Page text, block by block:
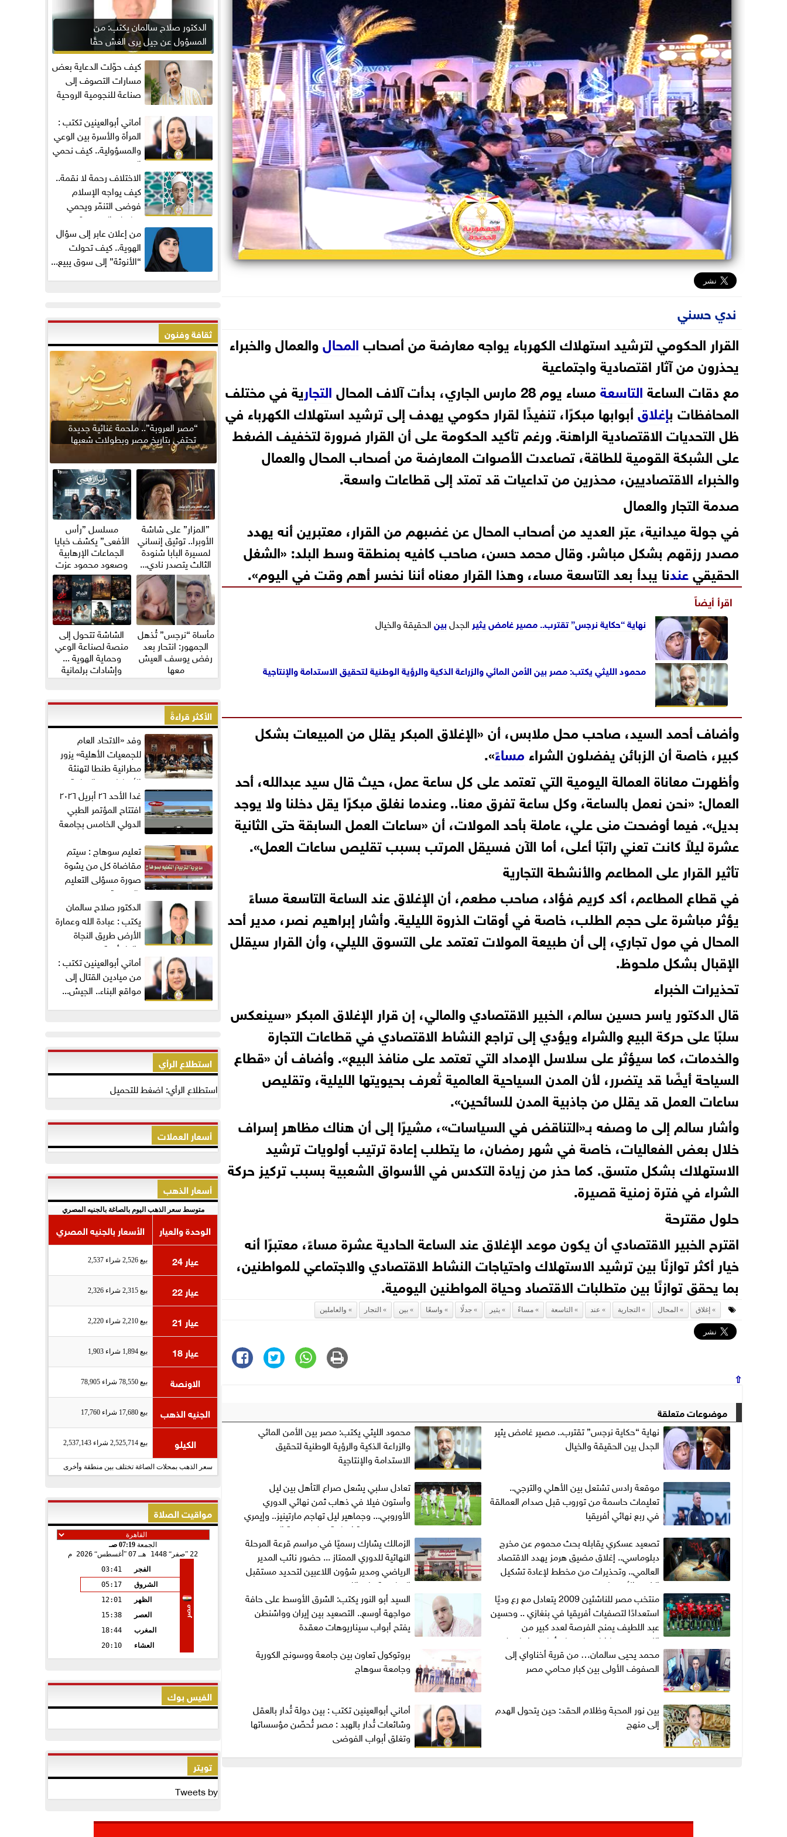
ندي حسني
القرار الحكومي لترشيد استهلاك الكهرباء يواجه معارضة من أصحابالمحالوالعمال والخبراء
يحذرون من آثار اقتصادية واجتماعية
مع دقات الساعةالتاسعةمساء يوم 28 مارس الجاري، بدأت آلاف المحال التجارية في مختلف
المحافظات بإغلاقأبوابها مبكرًا، تنفيذًا لقرار حكومي يهدف إلى ترشيد استهلاك الكهرباء في
ظل التحديات الاقتصادية الراهنة. ورغم تأكيد الحكومة على أن القرار ضرورة لتخفيف الضغط
على الشبكة القومية للطاقة، تصاعدت الأصوات المعارضة من أصحاب المحال والعمال
والخبراء الاقتصاديين، محذرين من تداعيات قد تمتد إلى قطاعات واسعة.
صدمة التجار والعمال
في جولة ميدانية، عبّر العديد من أصحاب المحال عن غضبهم من القرار، معتبرين أنه يهدد
مصدر رزقهم بشكل مباشر. وقال محمد حسن، صاحب كافيه بمنطقة وسط البلد: «الشغل
الحقيقيعندنا يبدأ بعد التاسعة مساء، وهذا القرار معناه أننا نخسر أهم وقت في اليوم».
اقرأ أيضاً
نهاية “حكاية نرجس” تقترب.. مصير غامضيثير الجدلبينالحقيقة والخيال
محمود الليثي يكتب: مصر بين الأمن المائي والزراعة الذكية والرؤية الوطنية لتحقيق الاستدامة والإنتاجية
وأضاف أحمد السيد، صاحب محل ملابس، أن «الإغلاق المبكر يقلل من المبيعات بشكل
كبير، خاصة أن الزبائن يفضلون الشراء مساءً».
وأظهرت معاناة العمالة اليومية التي تعتمد على كل ساعة عمل، حيث قال سيد عبدالله، أحد
العمال: «نحن نعمل بالساعة، وكل ساعة تفرق معنا.. وعندما نغلق مبكرًا يقل دخلنا ولا يوجد
بديل». فيما أوضحت منى علي، عاملة بأحد المولات، أن «ساعات العمل السابقة حتى الثانية
عشرة ليلاً كانت تعني راتبًا أعلى، أما الآن فسيقل المرتب بسبب تقليص ساعات العمل».
تأثير القرار على المطاعم والأنشطة التجارية
في قطاع المطاعم، أكد كريم فؤاد، صاحب مطعم، أن الإغلاق عند الساعة التاسعة مساءً
يؤثر مباشرة على حجم الطلب، خاصة في أوقات الذروة الليلية. وأشار إبراهيم نصر، مدير أحد
المحال في مول تجاري، إلى أن طبيعة المولات تعتمد على التسوق الليلي، وأن القرار سيقلل
الإقبال بشكل ملحوظ.
تحذيرات الخبراء
قال الدكتور ياسر حسين سالم، الخبير الاقتصادي والمالي، إن قرار الإغلاق المبكر «سينعكس
سلبًا على حركة البيع والشراء ويؤدي إلى تراجع النشاط الاقتصادي في قطاعات التجارة
والخدمات، كما سيؤثر على سلاسل الإمداد التي تعتمد على منافذ البيع». وأضاف أن «قطاع
السياحة أيضًا قد يتضرر، لأن المدن السياحية العالمية تُعرف بحيويتها الليلية، وتقليص
ساعات العمل قد يقلل من جاذبية المدن للسائحين».
وأشار سالم إلى ما وصفه بـ«التناقض في السياسات»، مشيرًا إلى أن هناك مظاهر إسراف
خلال بعض الفعاليات، خاصة في شهر رمضان، ما يتطلب إعادة ترتيب أولويات ترشيد
الاستهلاك بشكل متسق. كما حذر من زيادة التكدس في الأسواق الشعبية بسبب تركيز حركة
الشراء في فترة زمنية قصيرة.
حلول مقترحة
اقترح الخبير الاقتصادي أن يكون موعد الإغلاق عند الساعة الحادية عشرة مساءً، معتبرًا أنه
خيار أكثر توازنًا بين ترشيد الاستهلاك واحتياجات النشاط الاقتصادي والاجتماعي للمواطنين،
بما يحقق توازنًا بين متطلبات الاقتصاد وحياة المواطنين اليومية.
إغلاق المحال التجارية عند التاسعة مساءً يثير جدلًا واسعًا بين التجار والعاملين
⇧
موضوعات متعلقة
نهاية “حكاية نرجس” تقترب.. مصير غامض يثير
الجدل بين الحقيقة والخيال
محمود الليثي يكتب: مصر بين الأمن المائي
والزراعة الذكية والرؤية الوطنية لتحقيق
الاستدامة والإنتاجية
موقعة رادس تشتعل بين الأهلي والترجي..
تعليمات حاسمة من توروب قبل صدام العمالقة
في ربع نهائي أفريقيا
تعادل سلبي يشعل صراع التأهل بين ليل
وأستون فيلا في ذهاب ثمن نهائي الدوري
الأوروبي... وجماهير ليل تهاجم مارتينيز.. وإيمري
يبحث عن نتيجة إيجابية قبل موقعة الحسم في
إنجلترا
تصعيد عسكري يقابله بحث محموم عن مخرج
دبلوماسي.. إغلاق مضيق هرمز يهدد الاقتصاد
العالمي.. وتحذيرات من مخطط لإعادة تشكيل
الشرق الأوسط
الزمالك يشارك رسميًا في مراسم قرعة المرحلة
النهائية للدوري الممتاز ... حضور نائب المدير
الرياضي ومدير شؤون اللاعبين لتحديد مستقبل
المنافسة على اللقب
منتخب مصر للناشئين 2009 يتعادل مع رع وديًا
استعدادًا لتصفيات أفريقيا في بنغازي .. وحسين
عبد اللطيف يمنح الفرصة لعدد كبير من
اللاعبين.. ومباراتان حاسمتان أمام تنزانيا قبل
انطلاق التصفيات
السيد أبو النور يكتب: الشرق الأوسط على حافة
مواجهة أوسع.. التصعيد بين إيران وواشنطن
يفتح أبواب سيناريوهات معقدة
محمد يحيى سالمان… من قرية أخناواي إلى
الصفوف الأولى بين كبار محامي مصر
بروتوكول تعاون بين جامعة ووسونج الكورية
وجامعة سوهاج
بين نور المحبة وظلام الحقد: حين يتحول الهدم
إلى منهج
أماني أبوالعينين تكتب : بين دولة تُدار بالعقل
وشائعات تُدار بالهبد : مصر تُحصّن مؤسساتها
وتغلق أبواب الفوضى
الدكتور صلاح سالمان يكتب: من
المسؤول عن جيل يرى الغش حقًا
مكتسبًا؟
كيف حوّلت الدعاية بعض
مسارات التصوف إلى
صناعة للنجومية الروحية
أماني‭ ‬أبوالعينين‭ ‬تكتب :
المرأة والأسرة بين الوعي
والمسؤولية.. كيف نحمي
المجتمع...
الاختلاف رحمة لا نقمة..
كيف يواجه الإسلام
فوضى التنمّر ويحمي
تماسك المجتمع؟
من إعلان عابر إلى سؤال
الهوية.. كيف تحولت
“الأنوثة” إلى سوق يبيع...
ثقافة وفنون
“مصر العروبة”.. ملحمة غنائية جديدة
تحتفي بتاريخ مصر وبطولات شعبها
”المزار” على شاشة
الأوبرا.. توثيق إنساني
لمسيرة البابا شنودة
الثالث يتصدر نادي...
مسلسل ”رأس
الأفعى” يكشف خبايا
الجماعات الإرهابية
وصعود محمود عزت
مأساة “نرجس” تُذهل
الجمهور: انتحار بعد
رفض يوسف العيش
معها
الشاشة تتحول إلى
منصة لصناعة الوعي
وحماية الهوية ...
وإشادات برلمانية
واسعة...
الأكثر قراءةً
وفد «الاتحاد العام
للجمعيات الأهلية» يزور
مطرانية طنطا لتهنئة
الأقباط بعيد القيامة...
غدا الأحد ٢٦ أبريل ٢٠٢٦
افتتاح المؤتمر الطبي
الدولي الخامس بجامعة
تعليم سوهاج : سيتم
مقاضاة كل من يشوة
صورة مسؤلى التعليم
بالمديرية...
الدكتور صلاح سالمان
يكتب : عبادة الله وعمارة
الأرض طريق النجاة
والطمأنينة
من ميادين القتال إلى
مواقع البناء.. الجيش...
استطلاع الرأي
استطلاع الرأي: اضغط للتحميل
أسعار العملات
أسعار الذهب
متوسط سعر الذهب اليوم بالصاغة بالجنيه المصري
الوحدة والعيار
الأسعار بالجنيه المصري
عيار 24
بيع 2,526 شراء 2,537
عيار 22 بيع 2,315 شراء 2,326
عيار 21 بيع 2,210 شراء 2,220
عيار 18 بيع 1,894 شراء 1,903
الاونصة بيع 78,550 شراء 78,905
الجنيه الذهب بيع 17,680 شراء 17,760
الكيلو بيع 2,525,714 شراء 2,537,143
سعر الذهب بمحلات الصاغة تختلف بين منطقة وأخرى
مواقيت الصلاة
الجمعة 07:19 صـ
22 صفر 1448 هـ 07 أغسطس 2026 م
مصر
الفجر
03:41
الشروق
05:17
الظهر
12:01
العصر
15:38
المغرب
18:44
العشاء
20:10
الفيس بوك
تويتر
Tweets by